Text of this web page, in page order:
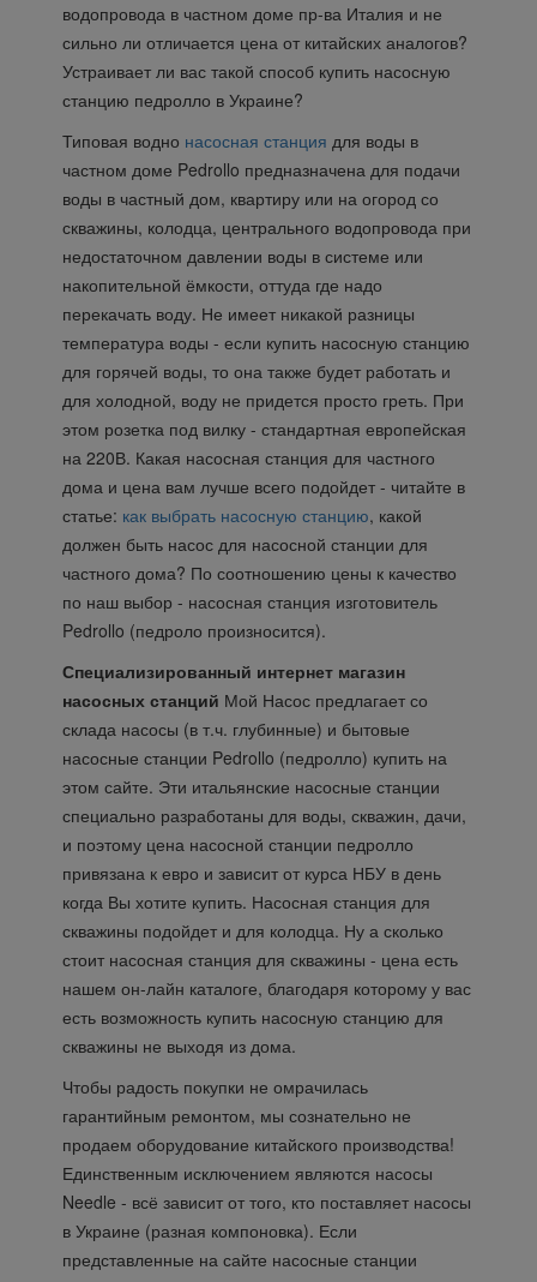
водопровода в частном доме пр-ва Италия и не
сильно ли отличается цена от китайских аналогов?
Устраивает ли вас такой способ купить насосную
станцию педролло в Украине?
Типовая водно насосная станция для воды в
частном доме Pedrollo предназначена для подачи
воды в частный дом, квартиру или на огород со
скважины, колодца, центрального водопровода при
недостаточном давлении воды в системе или
накопительной ёмкости, оттуда где надо
перекачать воду. Не имеет никакой разницы
температура воды - если купить насосную станцию
для горячей воды, то она также будет работать и
для холодной, воду не придется просто греть. При
этом розетка под вилку - стандартная европейская
на 220В. Какая насосная станция для частного
дома и цена вам лучше всего подойдет - читайте в
статье: как выбрать насосную станцию, какой
должен быть насос для насосной станции для
частного дома? По соотношению цены к качество
по наш выбор - насосная станция изготовитель
Pedrollo (педроло произносится).
Специализированный интернет магазин
насосных станций Мой Насос предлагает со
склада насосы (в т.ч. глубинные) и бытовые
насосные станции Pedrollo (педролло) купить на
этом сайте. Эти итальянские насосные станции
специально разработаны для воды, скважин, дачи,
и поэтому цена насосной станции педролло
привязана к евро и зависит от курса НБУ в день
когда Вы хотите купить. Насосная станция для
скважины подойдет и для колодца. Ну а сколько
стоит насосная станция для скважины - цена есть
нашем он-лайн каталоге, благодаря которому у вас
есть возможность купить насосную станцию для
скважины не выходя из дома.
Чтобы радость покупки не омрачилась
гарантийным ремонтом, мы сознательно не
продаем оборудование китайского производства!
Единственным исключением являются насосы
Needle - всё зависит от того, кто поставляет насосы
в Украине (разная компоновка). Если
представленные на сайте насосные станции